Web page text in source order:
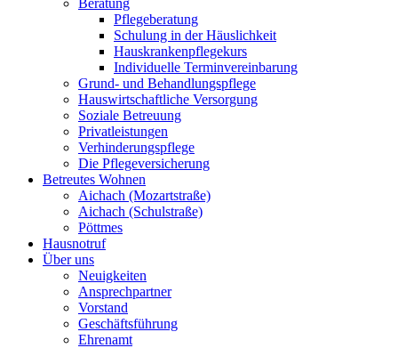
Beratung
Pflegeberatung
Schulung in der Häuslichkeit
Hauskrankenpflegekurs
Individuelle Terminvereinbarung
Grund- und Behandlungspflege
Hauswirtschaftliche Versorgung
Soziale Betreuung
Privatleistungen
Verhinderungspflege
Die Pflegeversicherung
Betreutes Wohnen
Aichach (Mozartstraße)
Aichach (Schulstraße)
Pöttmes
Hausnotruf
Über uns
Neuigkeiten
Ansprechpartner
Vorstand
Geschäftsführung
Ehrenamt